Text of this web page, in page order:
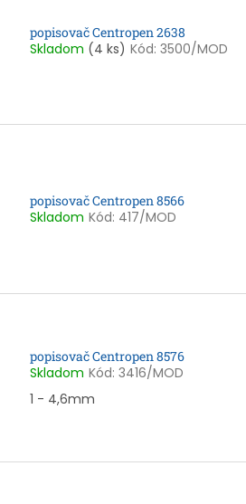
popisovač Centropen 2638
Skladom (4 ks) Kód: 3500/MOD
popisovač Centropen 8566
Skladom Kód: 417/MOD
popisovač Centropen 8576
Skladom Kód: 3416/MOD
1 - 4,6mm